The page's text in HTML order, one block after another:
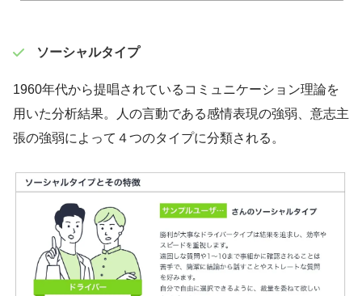
ソーシャルタイプ
1960年代から提唱されているコミュニケーション理論を
用いた分析結果。人の言動である感情表現の強弱、意志主
張の強弱によって４つのタイプに分類される。